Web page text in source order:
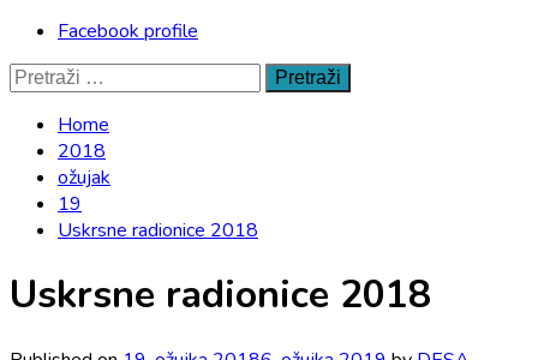
Facebook profile
Pretraži:
Home
2018
ožujak
19
Uskrsne radionice 2018
Uskrsne radionice 2018